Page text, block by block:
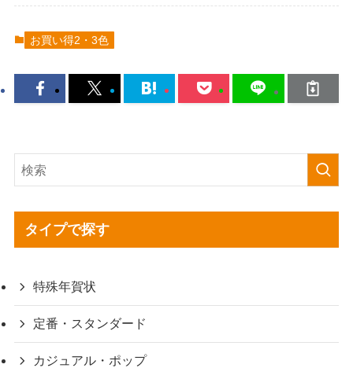
お買い得2・3色
タイプで探す
特殊年賀状
定番・スタンダード
カジュアル・ポップ